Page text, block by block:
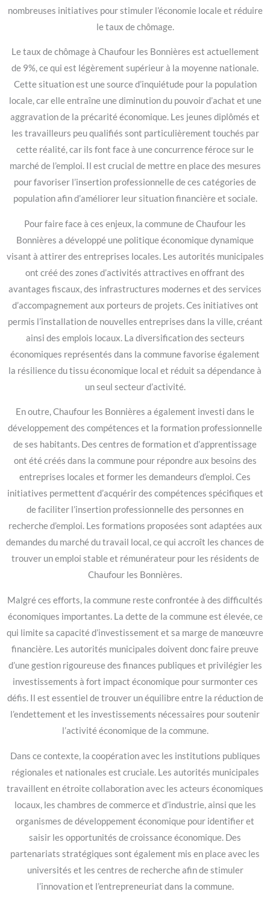
nombreuses initiatives pour stimuler l’économie locale et réduire
le taux de chômage.
Le taux de chômage à Chaufour les Bonnières est actuellement
de 9%, ce qui est légèrement supérieur à la moyenne nationale.
Cette situation est une source d’inquiétude pour la population
locale, car elle entraîne une diminution du pouvoir d’achat et une
aggravation de la précarité économique. Les jeunes diplômés et
les travailleurs peu qualifiés sont particulièrement touchés par
cette réalité, car ils font face à une concurrence féroce sur le
marché de l’emploi. Il est crucial de mettre en place des mesures
pour favoriser l’insertion professionnelle de ces catégories de
population afin d’améliorer leur situation financière et sociale.
Pour faire face à ces enjeux, la commune de Chaufour les
Bonnières a développé une politique économique dynamique
visant à attirer des entreprises locales. Les autorités municipales
ont créé des zones d’activités attractives en offrant des
avantages fiscaux, des infrastructures modernes et des services
d’accompagnement aux porteurs de projets. Ces initiatives ont
permis l’installation de nouvelles entreprises dans la ville, créant
ainsi des emplois locaux. La diversification des secteurs
économiques représentés dans la commune favorise également
la résilience du tissu économique local et réduit sa dépendance à
un seul secteur d’activité.
En outre, Chaufour les Bonnières a également investi dans le
développement des compétences et la formation professionnelle
de ses habitants. Des centres de formation et d’apprentissage
ont été créés dans la commune pour répondre aux besoins des
entreprises locales et former les demandeurs d’emploi. Ces
initiatives permettent d’acquérir des compétences spécifiques et
de faciliter l’insertion professionnelle des personnes en
recherche d’emploi. Les formations proposées sont adaptées aux
demandes du marché du travail local, ce qui accroît les chances de
trouver un emploi stable et rémunérateur pour les résidents de
Chaufour les Bonnières.
Malgré ces efforts, la commune reste confrontée à des difficultés
économiques importantes. La dette de la commune est élevée, ce
qui limite sa capacité d’investissement et sa marge de manœuvre
financière. Les autorités municipales doivent donc faire preuve
d’une gestion rigoureuse des finances publiques et privilégier les
investissements à fort impact économique pour surmonter ces
défis. Il est essentiel de trouver un équilibre entre la réduction de
l’endettement et les investissements nécessaires pour soutenir
l’activité économique de la commune.
Dans ce contexte, la coopération avec les institutions publiques
régionales et nationales est cruciale. Les autorités municipales
travaillent en étroite collaboration avec les acteurs économiques
locaux, les chambres de commerce et d’industrie, ainsi que les
organismes de développement économique pour identifier et
saisir les opportunités de croissance économique. Des
partenariats stratégiques sont également mis en place avec les
universités et les centres de recherche afin de stimuler
l’innovation et l’entrepreneuriat dans la commune.